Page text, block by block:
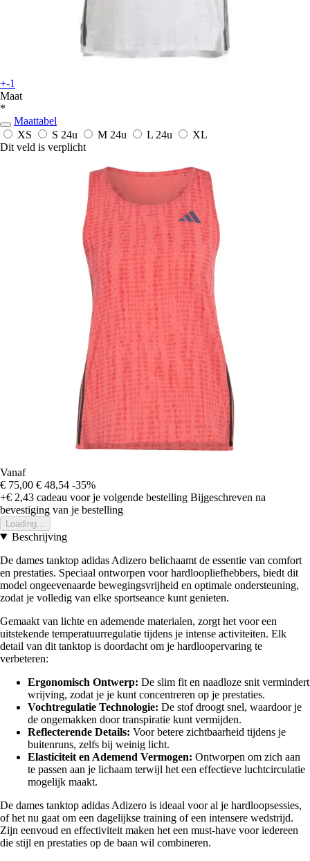
+-1
Maat
*
Maattabel
XS
S 24u M 24u L 24u
XL
Dit veld is verplicht
Vanaf
€ 75,00 € 48,54 -35%
+€ 2,43 cadeau voor je volgende bestelling Bijgeschreven na
bevestiging van je bestelling
Loading...
Beschrijving
De dames tanktop adidas Adizero belichaamt de essentie van comfort
en prestaties. Speciaal ontworpen voor hardloopliefhebbers, biedt dit
model ongeevenaarde bewegingsvrijheid en optimale ondersteuning,
zodat je volledig van elke sportseance kunt genieten.
Gemaakt van lichte en ademende materialen, zorgt het voor een
uitstekende temperatuurregulatie tijdens je intense activiteiten. Elk
detail van dit tanktop is doordacht om je hardloopervaring te
verbeteren:
Ergonomisch Ontwerp: De slim fit en naadloze snit vermindert
wrijving, zodat je je kunt concentreren op je prestaties.
Vochtregulatie Technologie: De stof droogt snel, waardoor je
de ongemakken door transpiratie kunt vermijden.
Reflecterende Details: Voor betere zichtbaarheid tijdens je
buitenruns, zelfs bij weinig licht.
Elasticiteit en Ademend Vermogen: Ontworpen om zich aan
te passen aan je lichaam terwijl het een effectieve luchtcirculatie
mogelijk maakt.
De dames tanktop adidas Adizero is ideaal voor al je hardloopsessies,
of het nu gaat om een dagelijkse training of een intensere wedstrijd.
Zijn eenvoud en effectiviteit maken het een must-have voor iedereen
die stijl en prestaties op de baan wil combineren.